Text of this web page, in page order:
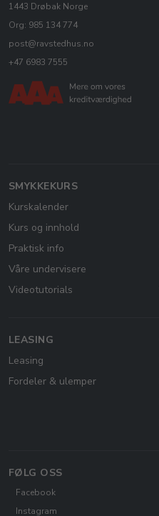
1443 Drøbak Norge
Org: 985 134 774
post@ravstedhus.no
+47 6983 7555
SMYKKEKURS
Kurskalender
Kurs og innhold
Praktisk info
Våre undervisere
Videotutorials
LEASING
Leasing
Fordeler & ulemper
FØLG OSS
Facebook
Instagram